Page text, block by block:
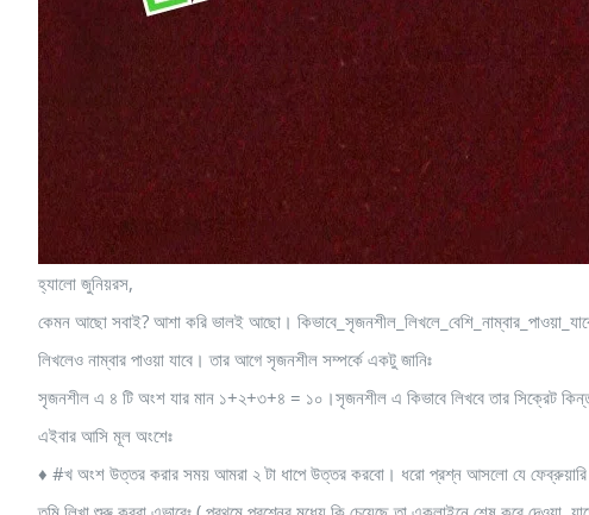
হ্যালো জুনিয়রস,
কেমন আছো সবাই? আশা করি ভালই আছো।
লিখলেও নাম্বার পাওয়া যাবে। তার আগে সৃজনশীল সম্পর্কে একটু জানিঃ
সৃজনশীল এ ৪ টি অংশ যার মান ১+২+৩+৪ = ১০।সৃজনশীল এ কিভাবে লিখবে তার সিক্রেট
এইবার আসি মূল অংশেঃ
♦ #খ অংশ উত্তর করার সময় আমরা ২ টা ধাপে উত্তর করবো। ধরো প্রশ্ন আসলো যে ফেব্রুয়ারি